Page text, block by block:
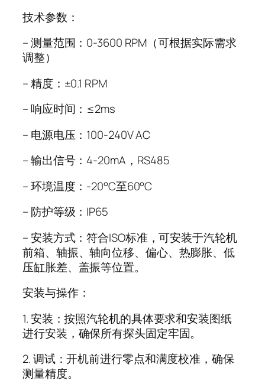
技术参数：
– 测量范围：0-3600 RPM（可根据实际需求
调整）
– 精度：±0.1 RPM
– 响应时间：≤2ms
– 电源电压：100-240V AC
– 输出信号：4-20mA，RS485
– 环境温度：-20°C至60°C
– 防护等级：IP65
– 安装方式：符合ISO标准，可安装于汽轮机
前箱、轴振、轴向位移、偏心、热膨胀、低
压缸胀差、盖振等位置。
安装与操作：
1. 安装：按照汽轮机的具体要求和安装图纸
进行安装，确保所有探头固定牢固。
2. 调试：开机前进行零点和满度校准，确保
测量精度。